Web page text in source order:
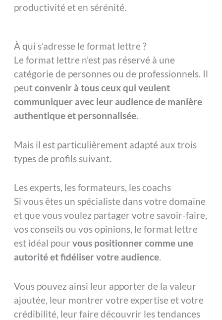
productivité et en sérénité.
À qui s’adresse le format lettre ?
Le format lettre n’est pas réservé à une
catégorie de personnes ou de professionnels. Il
peutconvenir à tous ceux qui veulent
communiquer avec leur audience de manière
authentique et personnalisée.
Mais il est particulièrement adapté aux trois
types de profils suivant.
Les experts, les formateurs, les coachs
Si vous êtes un spécialiste dans votre domaine
et que vous voulez partager votre savoir-faire,
vos conseils ou vos opinions, le format lettre
est idéal pour vous positionner comme une
autorité et fidéliser votre audience.
Vous pouvez ainsi leur apporter de la valeur
ajoutée, leur montrer votre expertise et votre
crédibilité, leur faire découvrir les tendances